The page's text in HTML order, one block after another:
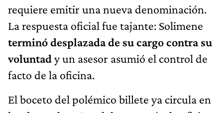
requiere emitir una nueva denominación.
La respuesta oficial fue tajante: Solimene
terminó desplazada de su cargo contra su
voluntady un asesor asumió el control de
facto de la oficina.
El boceto del polémico billete ya circula en